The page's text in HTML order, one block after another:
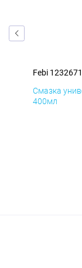
Febi
Смазка
400мл